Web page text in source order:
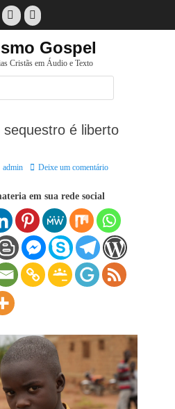
Facebook
E-
mail
Gospel
Cristãs em Áudio e Texto
é liberto
admin Deixe um comentário
em sua rede social